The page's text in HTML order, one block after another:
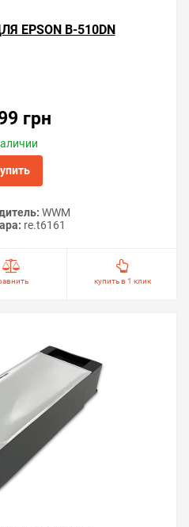
Epson B-510DN —
EPSON B-510DN
грн
WWM
re.t6161
купить в 1 клик